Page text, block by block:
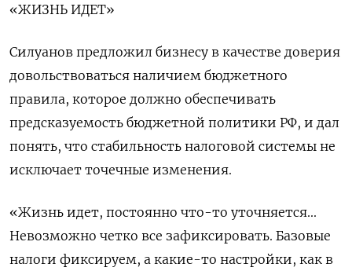
«ЖИЗНЬ ИДЕТ»
Силуанов предложил бизнесу в качестве доверия
довольствоваться наличием бюджетного
правила, которое должно обеспечивать
предсказуемость бюджетной политики РФ, и дал
понять, что стабильность налоговой системы не
исключает точечные изменения.
«Жизнь идет, постоянно что-то уточняется...
Невозможно четко все зафиксировать. Базовые
налоги фиксируем, а какие-то настройки, как в